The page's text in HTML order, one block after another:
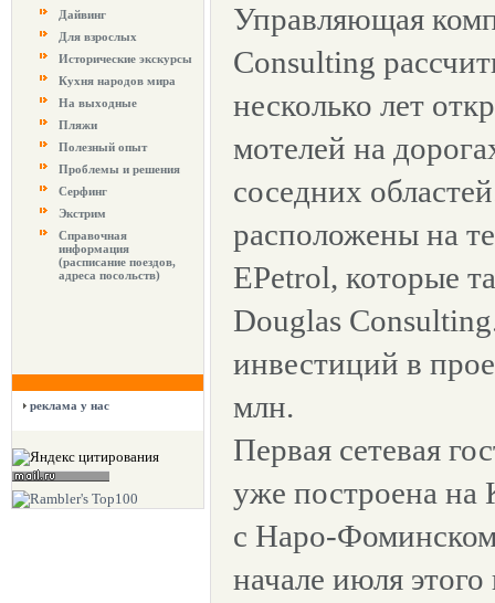
Дайвинг
Для взрослых
Исторические экскурсы
Кухня народов мира
На выходные
Пляжи
Полезный опыт
Проблемы и решения
Серфинг
Экстрим
Справочная
информация
(расписание поездов,
адреса посольств)
реклама у нас
Управляющая
Consulting
несколько лет
мотелей на
соседних
расположены на
EPetrol, которые
Douglas
инвестиций в
млн.
Первая сетевая
уже построена на
с Наро-
начале июля этого